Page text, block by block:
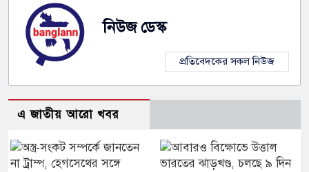
নিউজ ডেস্ক
প্রতিবেদকের সকল নিউজ
এ জাতীয় আরো খবর